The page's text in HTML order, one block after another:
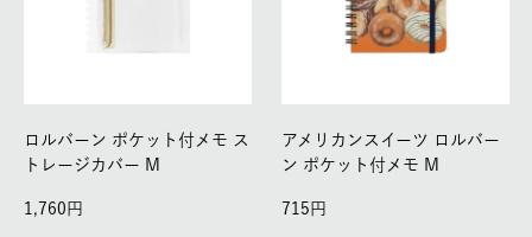
ロルバーン ポケット付メモ ス
トレージカバー M
1,760
アメリカンスイーツ ロルバー
ン ポケット付メモ M
715